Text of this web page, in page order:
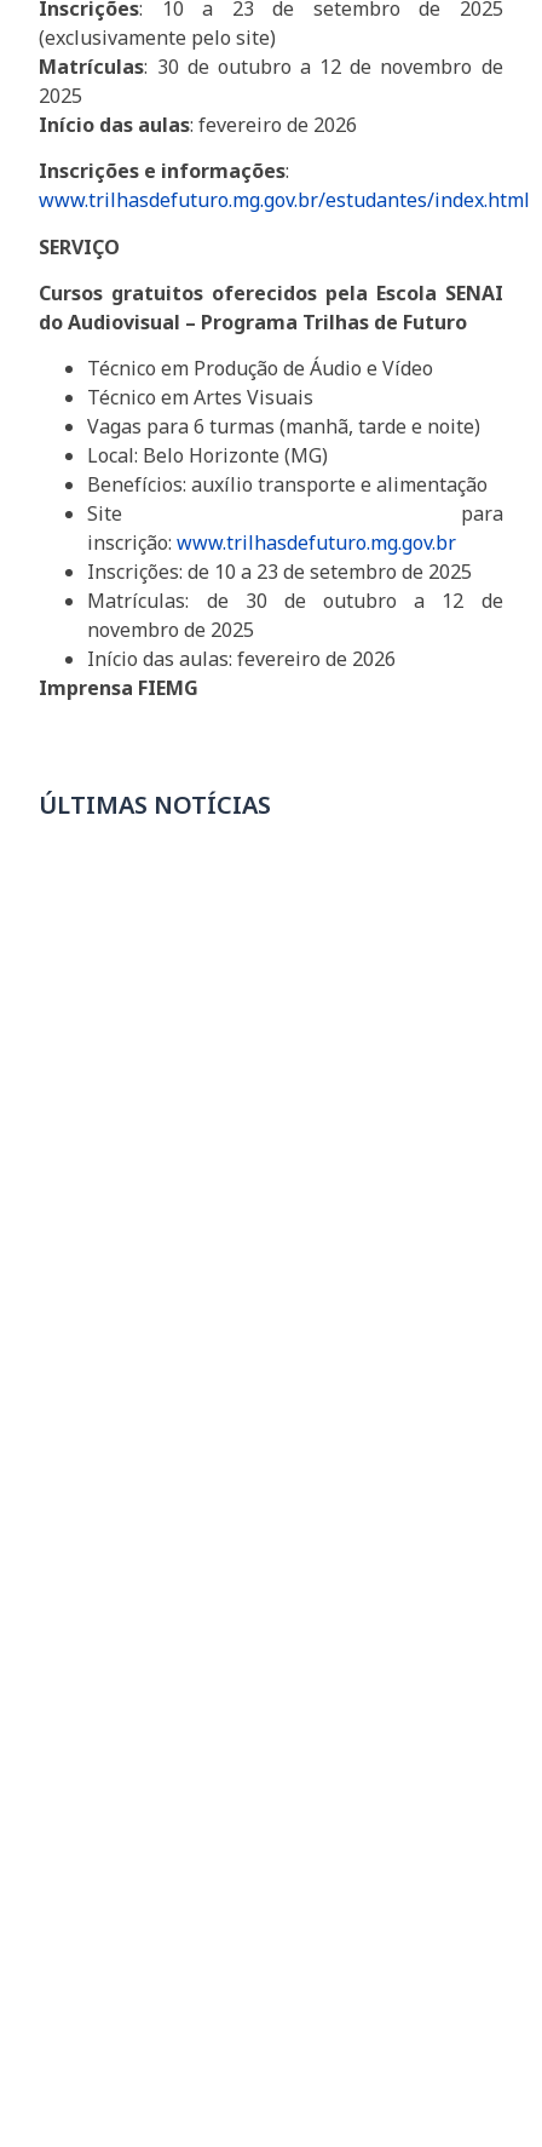
Inscrições: 10 a 23 de setembro de 2025
(exclusivamente pelo site)
Matrículas: 30 de outubro a 12 de novembro de
2025
Início das aulas: fevereiro de 2026
Inscrições e informações:
www.trilhasdefuturo.mg.gov.br/estudantes/index.html
SERVIÇO
Cursos gratuitos oferecidos pela Escola SENAI
do Audiovisual – Programa Trilhas de Futuro
Técnico em Produção de Áudio e Vídeo
Técnico em Artes Visuais
Vagas para 6 turmas (manhã, tarde e noite)
Local: Belo Horizonte (MG)
Benefícios: auxílio transporte e alimentação
Site para
inscrição:www.trilhasdefuturo.mg.gov.br
Inscrições: de 10 a 23 de setembro de 2025
Matrículas: de 30 de outubro a 12 de
novembro de 2025
Início das aulas: fevereiro de 2026
Imprensa FIEMG
ÚLTIMAS NOTÍCIAS